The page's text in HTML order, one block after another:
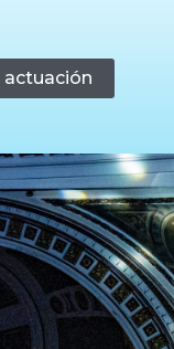
actuación